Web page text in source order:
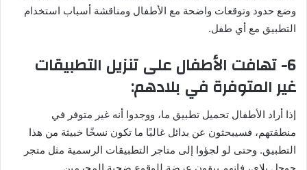
وضع حدود وتوقعات واضحة مع الأطفال ومناقشة أسباب استخدام
التطبيق مع أي طفل.
6- تهافت الأطفال على تنزيل التطبيقات
غير المتوفرة في بلادهم:
إذا أراد الأطفال تحميل تطبيق ما، ووجدوا أنه غير متوفر في
منطقتهم، فسيبحثون عن بدائل غالبًا ما تكون نسخًا خبيثة من هذا
التطبيق. وحتى لو لجؤوا إلى متاجر التطبيقات الرسمية مثل متجر